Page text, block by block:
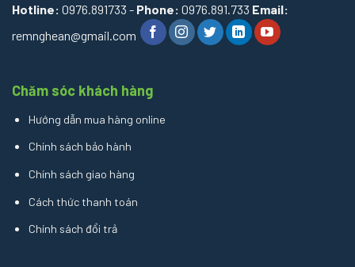
Hotline: 0976.891733 - Phone: 0976.891.733 Email:
remnghean@gmail.com
Chăm sóc khách hàng
Hướng dẫn mua hàng online
Chính sách bảo hành
Chính sách giao hàng
Cách thức thanh toán
Chính sách đổi trả